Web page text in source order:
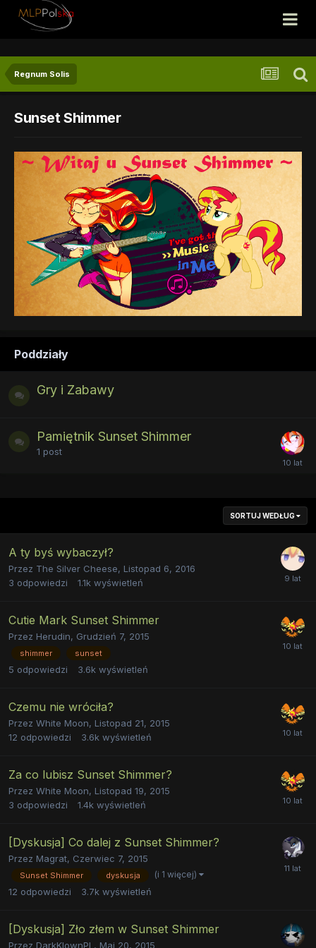
Regnum Solis
Sunset Shimmer
Poddziały
Gry i Zabawy
Pamiętnik Sunset Shimmer
1 post
SORTUJ WEDŁUG
A ty byś wybaczył?
Przez The Silver Cheese, Listopad 6, 2016
3 odpowiedzi 1.1k wyświetleń
Cutie Mark Sunset Shimmer
Przez Herudin, Grudzień 7, 2015
shimmer sunset
5 odpowiedzi 3.6k wyświetleń
Czemu nie wróciła?
Przez White Moon, Listopad 21, 2015
12 odpowiedzi 3.6k wyświetleń
Za co lubisz Sunset Shimmer?
Przez White Moon, Listopad 19, 2015
3 odpowiedzi 1.4k wyświetleń
[Dyskusja] Co dalej z Sunset Shimmer?
Przez Magrat, Czerwiec 7, 2015
Sunset Shimmer dyskusja (i 1 więcej)
12 odpowiedzi 3.7k wyświetleń
[Dyskusja] Zło złem w Sunset Shimmer
Przez DarkKlownPL , Maj 20, 2015